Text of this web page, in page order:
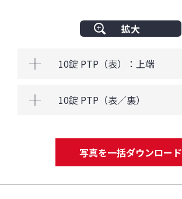
拡大
10錠 PTP（表）：上端
開
10錠 PTP（表／裏）
開
写真を一括ダウンロード